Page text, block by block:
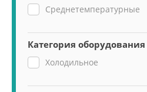
Среднетемпературные
Категория оборудования
Холодильное